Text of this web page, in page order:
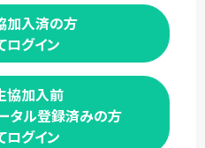
加入済の方
ログイン
協加入前
タル登録済みの方
ログイン